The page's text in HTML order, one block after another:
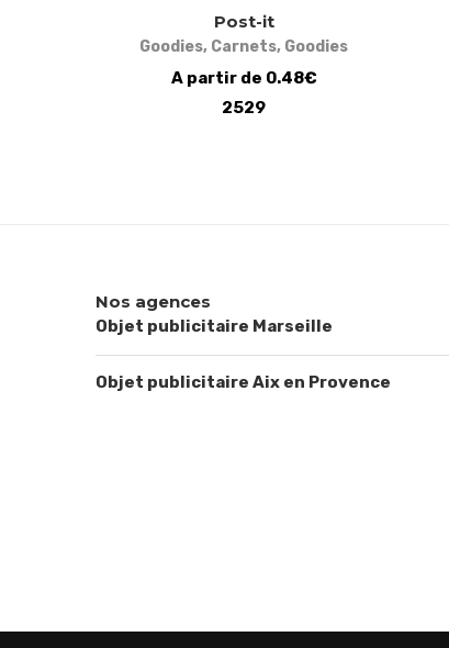
Post-it
Goodies, Carnets, Goodies
A partir de 0.48€
2529
Nos agences
Objet publicitaire Marseille
Objet publicitaire Aix en Provence